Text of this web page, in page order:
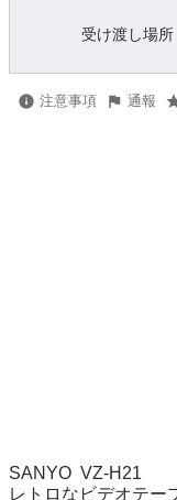
受け渡し場所
注意事項 通報
SANYO  VZ-H21
レトロなビデオテー